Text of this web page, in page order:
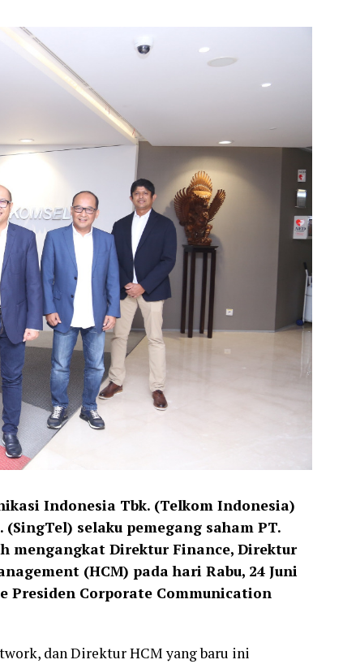
Indonesia Tbk. (Telkom Indonesia)
selaku pemegang saham PT.
mengangkat Direktur Finance, Direktur
(HCM) pada hari Rabu, 24 Juni
Presiden Corporate Communication
dan Direktur HCM yang baru ini